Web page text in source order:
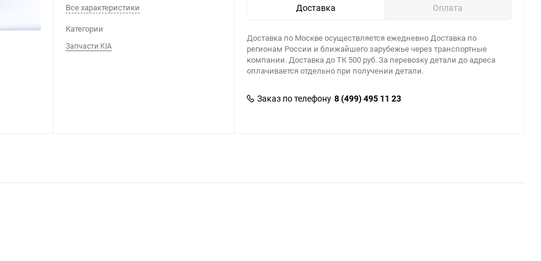
Все характеристики
Категории
Запчасти KIA
Доставка Оплата
Доставка по Москве осуществляется ежедневно Доставка по
регионам России и ближайшего зарубежье через транспортные
компании. Доставка до ТК 500 руб. За перевозку детали до адреса
оплачивается отдельно при получении детали.
Заказ по телефону 8 (499) 495 11 23